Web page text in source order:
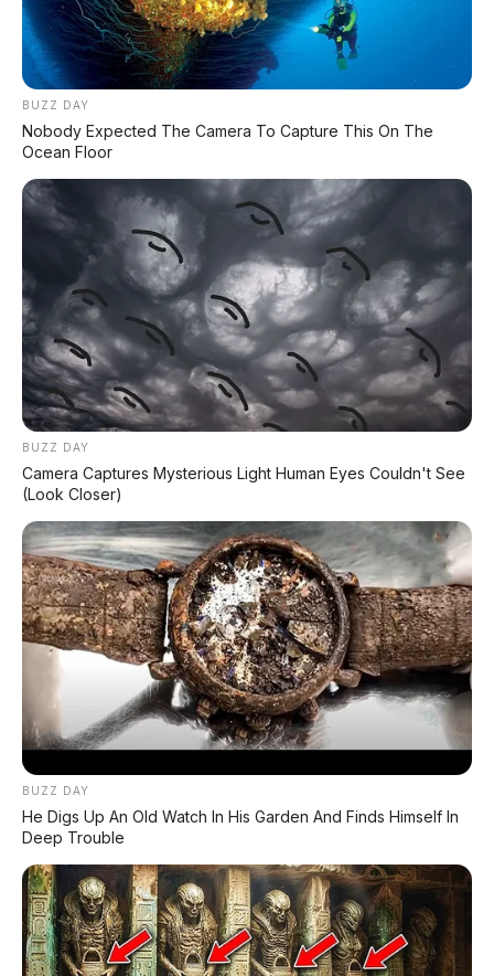
BUZZ DAY
Nobody Expected The Camera To Capture This On The
Ocean Floor
BUZZ DAY
Camera Captures Mysterious Light Human Eyes Couldn't See
(Look Closer)
BUZZ DAY
He Digs Up An Old Watch In His Garden And Finds Himself In
Deep Trouble